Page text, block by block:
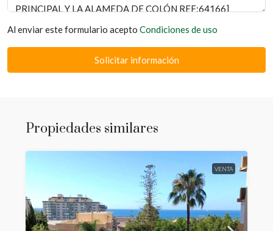
Al enviar este formulario acepto Condiciones de uso
Solicitar información
Propiedades similares
VENTA